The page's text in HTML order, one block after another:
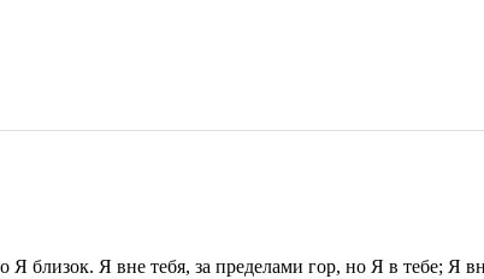
близок. Я вне тебя, за пределами гор, но Я в тебе; Я